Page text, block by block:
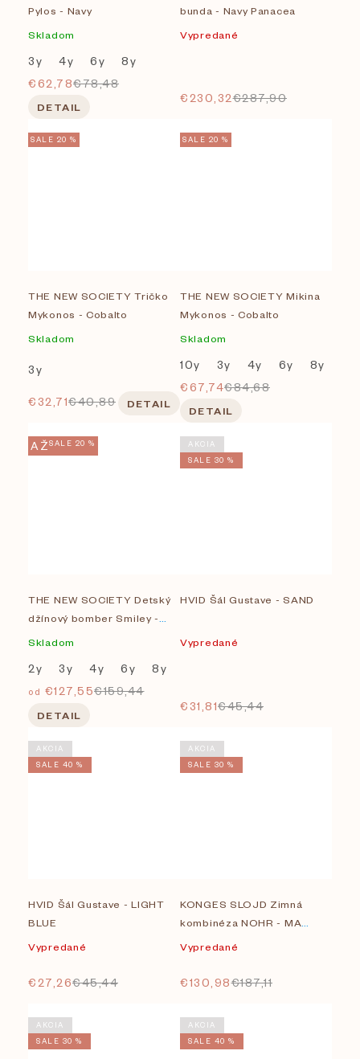
Pylos - Navy
Skladom
3y 4y 6y
8y
€62,78€78,48
DETAIL
bunda - Navy Panacea
Vypredané
€230,32€287,90
SALE 20 %
THE NEW SOCIETY Tričko
Mykonos - Cobalto
Skladom
3y
€32,71€40,89 DETAIL
SALE 20 %
THE NEW SOCIETY Mikina
Mykonos - Cobalto
Skladom
10y 3y 4y 6y
8y
€67,74€84,68
DETAIL
AŽSALE 20 %
THE NEW SOCIETY Detský
džínový bomber Smiley -
Skladom
2y 3y 4y 6y 8y
od €127,55€159,44
DETAIL
AKCIA
SALE 30 %
HVID Šál Gustave - SAND
Vypredané
€31,81€45,44
AKCIA
SALE 40 %
HVID Šál Gustave - LIGHT
BLUE
Vypredané
€27,26€45,44
AKCIA
SALE 30 %
KONGES SLOJD Zimná
kombinéza NOHR - MA
Vypredané
€130,98€187,11
AKCIA
SALE 30 %
AKCIA
SALE 40 %